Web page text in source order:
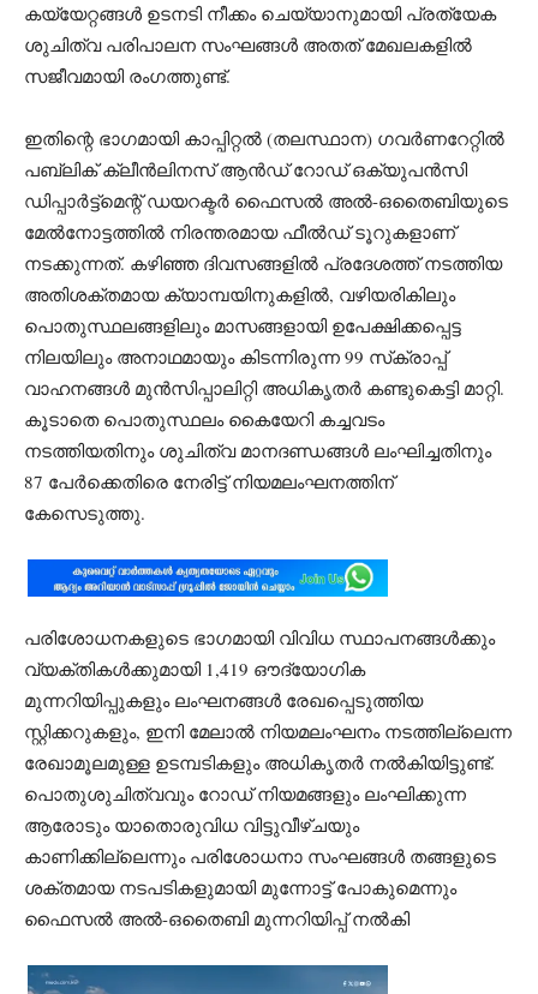
കയ്യേറ്റങ്ങൾ ഉടനടി നീക്കം ചെയ്യാനുമായി പ്രത്യേക
ശുചിത്വ പരിപാലന സംഘങ്ങൾ അതത് മേഖലകളിൽ
സജീവമായി രംഗത്തുണ്ട്.
ഇതിന്റെ ഭാഗമായി കാപ്പിറ്റൽ (തലസ്ഥാന) ഗവർണറേറ്റിൽ
പബ്ലിക് ക്ലീൻലിനസ് ആൻഡ് റോഡ് ഒക്യുപൻസി
ഡിപ്പാർട്ട്‌മെന്റ് ഡയറക്ടർ ഫൈസൽ അൽ-ഒതൈബിയുടെ
മേൽനോട്ടത്തിൽ നിരന്തരമായ ഫീൽഡ് ടൂറുകളാണ്
നടക്കുന്നത്. കഴിഞ്ഞ ദിവസങ്ങളിൽ പ്രദേശത്ത് നടത്തിയ
അതിശക്തമായ ക്യാമ്പയിനുകളിൽ, വഴിയരികിലും
പൊതുസ്ഥലങ്ങളിലും മാസങ്ങളായി ഉപേക്ഷിക്കപ്പെട്ട
നിലയിലും അനാഥമായും കിടന്നിരുന്ന 99 സ്‌ക്രാപ്പ്
വാഹനങ്ങൾ മുൻസിപ്പാലിറ്റി അധികൃതർ കണ്ടുകെട്ടി മാറ്റി.
കൂടാതെ പൊതുസ്ഥലം കൈയേറി കച്ചവടം
നടത്തിയതിനും ശുചിത്വ മാനദണ്ഡങ്ങൾ ലംഘിച്ചതിനും
87 പേർക്കെതിരെ നേരിട്ട് നിയമലംഘനത്തിന്
കേസെടുത്തു.
പരിശോധനകളുടെ ഭാഗമായി വിവിധ സ്ഥാപനങ്ങൾക്കും
വ്യക്തികൾക്കുമായി 1,419 ഔദ്യോഗിക
മുന്നറിയിപ്പുകളും ലംഘനങ്ങൾ രേഖപ്പെടുത്തിയ
സ്റ്റിക്കറുകളും, ഇനി മേലാൽ നിയമലംഘനം നടത്തില്ലെന്ന
രേഖാമൂലമുള്ള ഉടമ്പടികളും അധികൃതർ നൽകിയിട്ടുണ്ട്.
പൊതുശുചിത്വവും റോഡ് നിയമങ്ങളും ലംഘിക്കുന്ന
ആരോടും യാതൊരുവിധ വിട്ടുവീഴ്ചയും
കാണിക്കില്ലെന്നും പരിശോധനാ സംഘങ്ങൾ തങ്ങളുടെ
ശക്തമായ നടപടികളുമായി മുന്നോട്ട് പോകുമെന്നും
ഫൈസൽ അൽ-ഒതൈബി മുന്നറിയിപ്പ് നൽകി